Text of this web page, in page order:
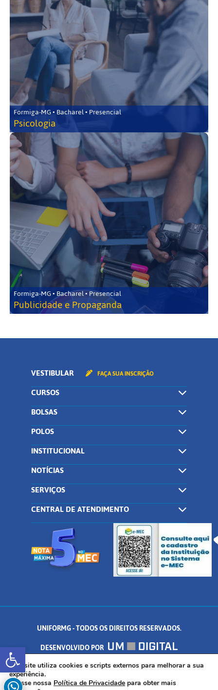
Abrir a barra de ferramentas
Formiga-MG • Bacharel • Presencial
Psicologia
Formiga-MG • Bacharel • Presencial
Publicidade e Propaganda
VESTIBULAR FAÇA SUA INSCRIÇÃO
CURSOS
BOLSAS
POLOS
INSTITUCIONAL
NOTÍCIAS
SERVIÇOS
CENTRAL DE ATENDIMENTO
UNIFORMG - TODOS OS DIREITOS RESERVADOS.
DESENVOLVIDO POR
AV. DR. ARNALDO DE SENNA, 328 - PALMEIRAS, FORMIGA/MG - CEP:
35.574.530
Este site utiliza cookies e scripts externos para melhorar a sua
experiência.
Acesse nossa Política de Privacidade para obter mais